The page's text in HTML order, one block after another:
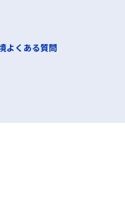
よくある質問